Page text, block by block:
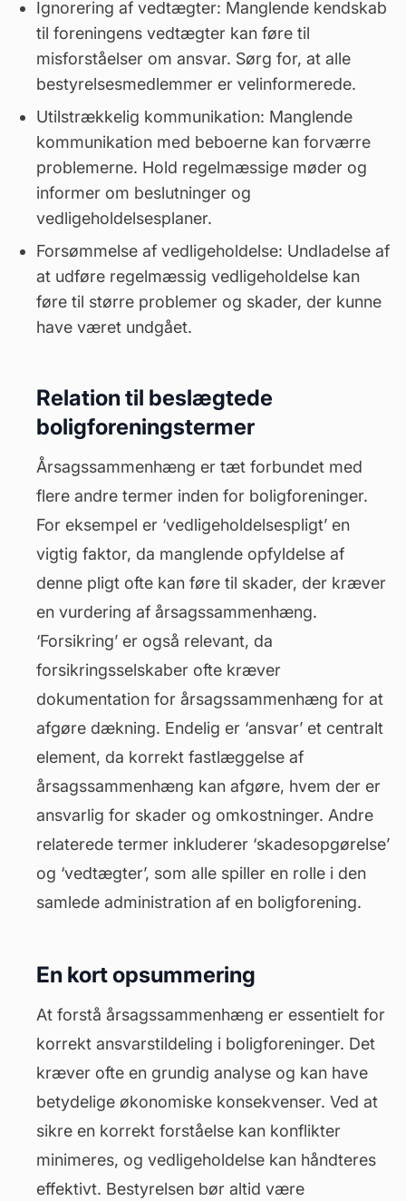
Ignorering af vedtægter: Manglende kendskab
til foreningens vedtægter kan føre til
misforståelser om ansvar. Sørg for, at alle
bestyrelsesmedlemmer er velinformerede.
Utilstrækkelig kommunikation: Manglende
kommunikation med beboerne kan forværre
problemerne. Hold regelmæssige møder og
informer om beslutninger og
vedligeholdelsesplaner.
Forsømmelse af vedligeholdelse: Undladelse af
at udføre regelmæssig vedligeholdelse kan
føre til større problemer og skader, der kunne
have været undgået.
Relation til beslægtede
boligforeningstermer
Årsagssammenhæng er tæt forbundet med
flere andre termer inden for boligforeninger.
For eksempel er ‘vedligeholdelsespligt’ en
vigtig faktor, da manglende opfyldelse af
denne pligt ofte kan føre til skader, der kræver
en vurdering af årsagssammenhæng.
‘Forsikring’ er også relevant, da
forsikringsselskaber ofte kræver
dokumentation for årsagssammenhæng for at
afgøre dækning. Endelig er ‘ansvar’ et centralt
element, da korrekt fastlæggelse af
årsagssammenhæng kan afgøre, hvem der er
ansvarlig for skader og omkostninger. Andre
relaterede termer inkluderer ‘skadesopgørelse’
og ‘vedtægter’, som alle spiller en rolle i den
samlede administration af en boligforening.
En kort opsummering
At forstå årsagssammenhæng er essentielt for
korrekt ansvarstildeling i boligforeninger. Det
kræver ofte en grundig analyse og kan have
betydelige økonomiske konsekvenser. Ved at
sikre en korrekt forståelse kan konflikter
minimeres, og vedligeholdelse kan håndteres
effektivt. Bestyrelsen bør altid være